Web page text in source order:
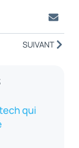
qui
SUIVANT